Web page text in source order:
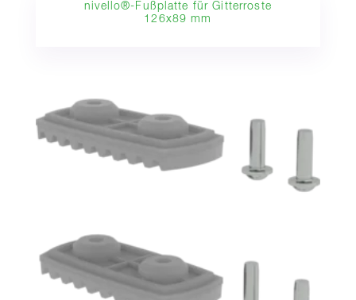
nivello®-Fußplatte für Gitterroste
126x89 mm